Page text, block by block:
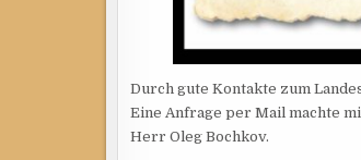
Durch gute Kontakte zum
Eine Anfrage per Mail machte
Herr Oleg Bochkov.